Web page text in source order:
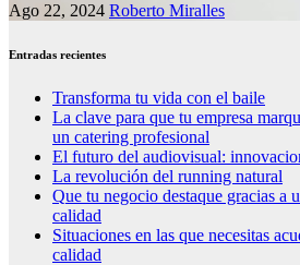
Ago 22, 2024 Roberto Miralles
Entradas recientes
Transforma tu vida con el baile
La clave para que tu empresa marque la diferencia, contrata
un catering profesional
El futuro del audiovisual:
La revolución del running natural
Que tu negocio destaque gracias a un trabajo de rotulación de
calidad
Situaciones en las que necesitas acudir a un osteópata de
calidad